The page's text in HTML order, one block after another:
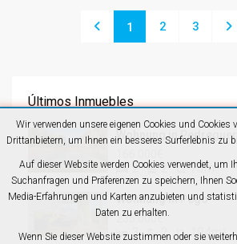
Wir verwenden unsere eigenen Cookies und Cookies
Drittanbietern, um Ihnen ein besseres Surferlebnis zu
Auf dieser Website werden Cookies verwendet, um
Suchanfragen und Präferenzen zu speichern, Ihnen
Media-Erfahrungen und Karten anzubieten und
Daten zu erhalten.
Wenn Sie dieser Website zustimmen oder sie
1 2 3
Últimos Inmuebles
Wohnung in Pedreguer
2 2 75m²
Wohnung in Pego
235.000€
3 2 104m²